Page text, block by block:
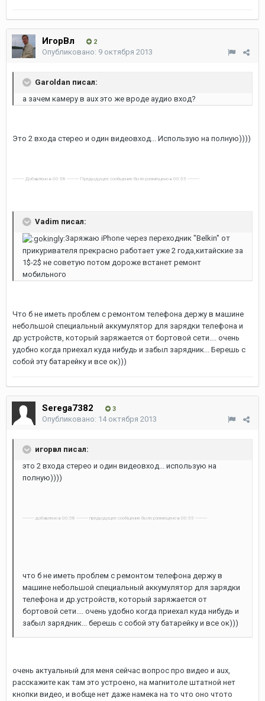
ИгорВл 2
Опубликовано: 9 октября 2013
Garoldan писал:
а зачем камеру в aux это же вроде аудио вход?
Это 2 входа стерео и один видеовход... Использую на полную))))
---------- Добавлено в 00:58 ---------- Предыдущее сообщение было размещено в 00:55 ----------
Vadim писал:
Заряжаю iPhone через переходник "Belkin" от
прикуривателя прекрасно работает уже 2 года,китайские за
1$-2$ не советую потом дороже встанет ремонт
мобильного
Что б не иметь проблем с ремонтом телефона держу в машине
небольшой специальный аккумулятор для зарядки телефона и
др.устройств, который заряжается от бортовой сети.... очень
удобно когда приехал куда нибудь и забыл зарядник... Берешь с
собой эту батарейку и все ок)))
Serega7382 3
Опубликовано: 14 октября 2013
игорвл писал:
это 2 входа стерео и один видеовход... использую на
полную))))
---------- добавлено в 00:58 ---------- предыдущее сообщение было размещено в 00:55 ----------
что б не иметь проблем с ремонтом телефона держу в
машине небольшой специальный аккумулятор для зарядки
телефона и др.устройств, который заряжается от
бортовой сети.... очень удобно когда приехал куда нибудь и
забыл зарядник... берешь с собой эту батарейку и все ок)))
очень актуальный для меня сейчас вопрос про видео и aux,
расскажите как там это устроено, на магнитоле штатной нет
кнопки видео, и вобще нет даже намека на то что оно чтото